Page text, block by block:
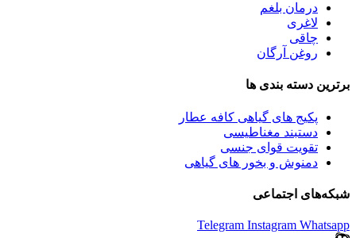
درمان بلغم
لاغری
چاقی
روغن آرگان
برترین‌ دسته بندی ها
پکیج های گیاهی کافه عطار
دستبند مغناطیسی
تقویت قوای جنسی
دمنوش و بخور های گیاهی
شبکه‌های اجتماعی
Telegram Instagram Whatsapp